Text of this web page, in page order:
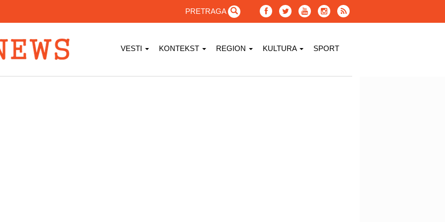
PRETRAGA
VESTI KONTEKST REGION KULTURA SPORT